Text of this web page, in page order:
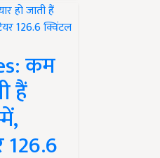
कम
हैं
126.6